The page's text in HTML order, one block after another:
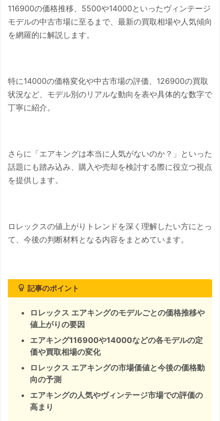
116900の価格推移、5500や14000といったヴィンテージ
モデルの中古市場に至るまで、最新の買取相場や人気傾向
を網羅的に解説します。
特に14000の価格変化や中古市場の評価、126900の買取
状況など、モデル別のリアルな動向を表や具体的な数字で
丁寧に紹介。
さらに「エアキングは本当に人気がないのか？」といった
話題にも踏み込み、購入や売却を検討する際に役立つ視点
を提供します。
ロレックスの値上がりトレンドを深く理解したい方にとっ
て、今後の判断材料となる内容をまとめています。
記事のポイント
ロレックス エアキングのモデルごとの価格推移や
値上がりの要因
エアキング116900や14000などの各モデルの定
価や買取相場の変化
ロレックス エアキングの市場価値と今後の価格動
向の予測
エアキングの人気やヴィンテージ市場での評価の
高まり